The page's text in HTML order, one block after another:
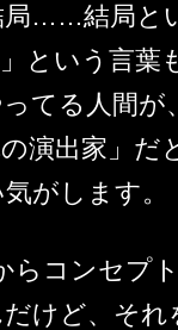
局……結局と
という言葉
てる人間が
演出家」
がします。
コンセプ
だけど、そ